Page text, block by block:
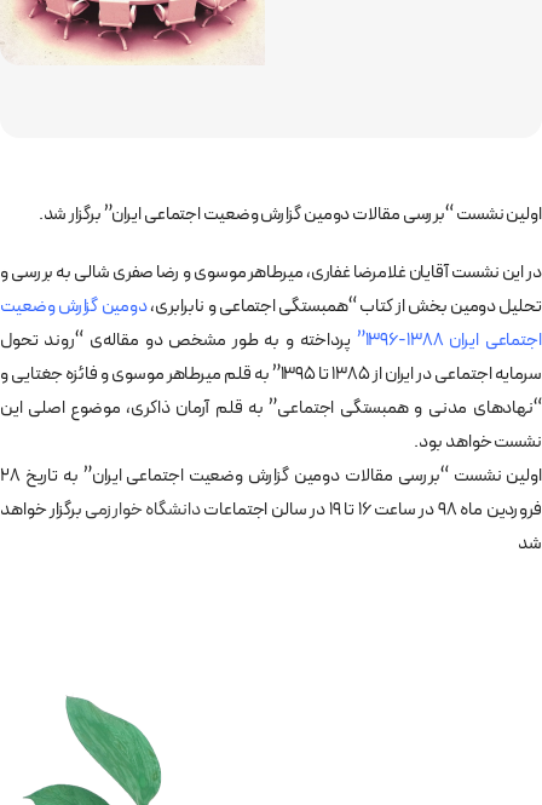
اولین نشست‌ “بررسی مقالات دومین گزارش وضعیت اجتماعی ایران” برگزار شد.
در این نشست آقایان غلامرضا غفاری، میرطاهر موسوی و رضا صفری شالی به بررسی و
تحلیل دومین بخش از کتاب “همبستگی اجتماعی و نابرابری،دومین گزارش وضعیت
اجتماعی ایران 1388-1396”
پرداخته و به طور مشخص دو مقاله‌ی “روند تحول
سرمایه اجتماعی در ایران از 1385 تا 1395” به قلم میرطاهر موسوی و فائزه جغتایی و
“نهادهای مدنی و همبستگی اجتماعی” به قلم آرمان ذاکری، موضوع اصلی این
نشست خواهد بود.
اولین نشست‌ “بررسی مقالات دومین گزارش وضعیت اجتماعی ایران” به تاریخ 28
فروردین ماه 98 در ساعت 16 تا 19 در سالن اجتماعات
دانشگاه خوارزمیبرگزار خواهد
شد